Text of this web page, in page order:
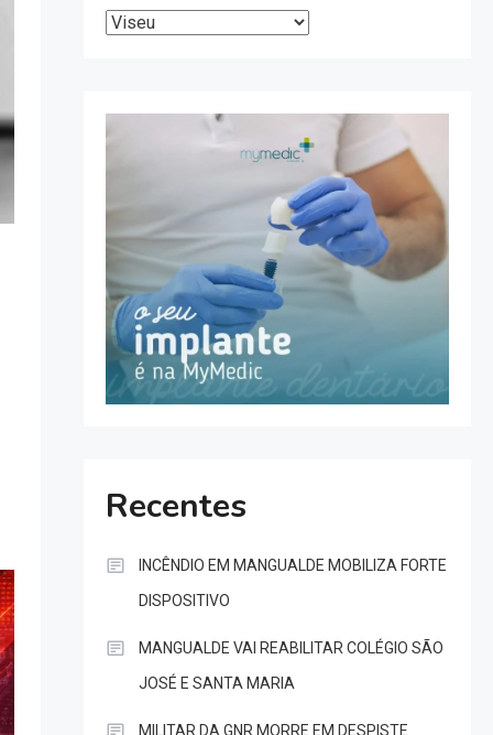
Categorias
Recentes
INCÊNDIO EM MANGUALDE MOBILIZA FORTE
DISPOSITIVO
MANGUALDE VAI REABILITAR COLÉGIO SÃO
JOSÉ E SANTA MARIA
MILITAR DA GNR MORRE EM DESPISTE